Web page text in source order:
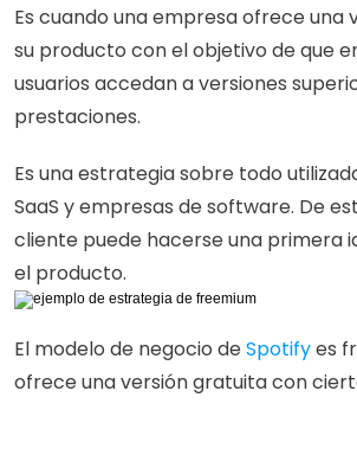
Es cuando una empresa ofrece una
su producto con el objetivo de que
usuarios accedan a versiones
prestaciones.
Es una estrategia sobre todo
SaaS y empresas de software. De
cliente puede hacerse una primera
el producto.
El modelo de negocio de Spotify es
ofrece una versión gratuita con